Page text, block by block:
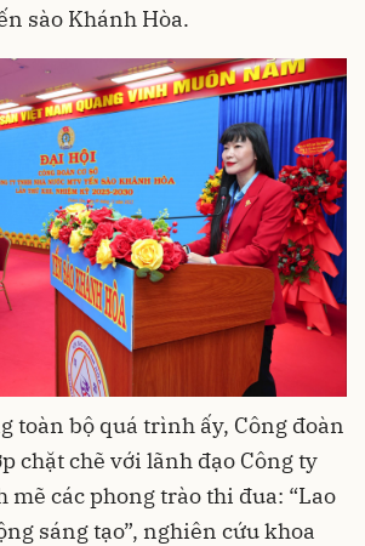
sào Khánh Hòa.
toàn bộ quá trình ấy, Công đoàn
chặt chẽ với lãnh đạo Công ty
mẽ các phong trào thi đua: “Lao
sáng tạo”, nghiên cứu khoa